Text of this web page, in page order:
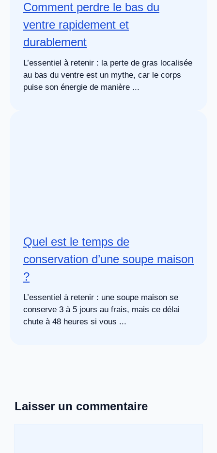
Comment perdre le bas du
ventre rapidement et
durablement
L’essentiel à retenir : la perte de gras localisée
au bas du ventre est un mythe, car le corps
puise son énergie de manière ...
Quel est le temps de
conservation d’une soupe maison
?
L’essentiel à retenir : une soupe maison se
conserve 3 à 5 jours au frais, mais ce délai
chute à 48 heures si vous ...
Laisser un commentaire